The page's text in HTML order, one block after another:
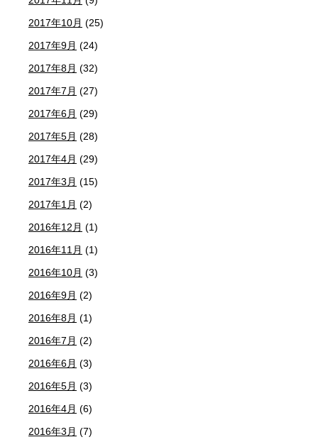
2017年10月 (25)
2017年9月 (24)
2017年8月 (32)
2017年7月 (27)
2017年6月 (29)
2017年5月 (28)
2017年4月 (29)
2017年3月 (15)
2017年1月 (2)
2016年12月 (1)
2016年11月 (1)
2016年10月 (3)
2016年9月 (2)
2016年8月 (1)
2016年7月 (2)
2016年6月 (3)
2016年5月 (3)
2016年4月 (6)
2016年3月 (7)